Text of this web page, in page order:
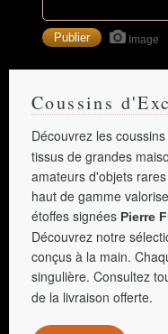
Image
Coussins
Découvrez les
tissus de grandes
amateurs d'objets
haut de gamme
étoffes signées Pierre
Découvrez notre
conçus à la main.
singulière. Consultez
de la livraison offerte.